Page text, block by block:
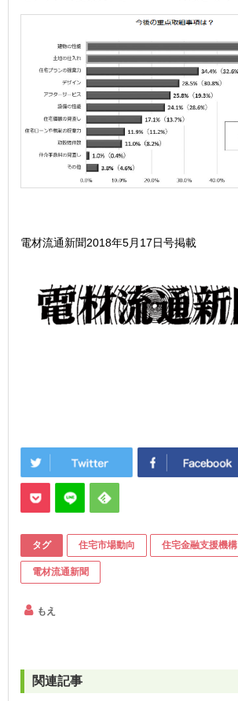
電材流通新聞2018年5月17日号掲載
タグ 住宅市場動向 住宅金融支援機構
電材流通新聞
もえ
関連記事